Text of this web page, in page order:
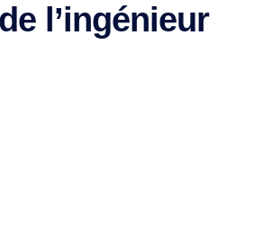
l’ingénieur